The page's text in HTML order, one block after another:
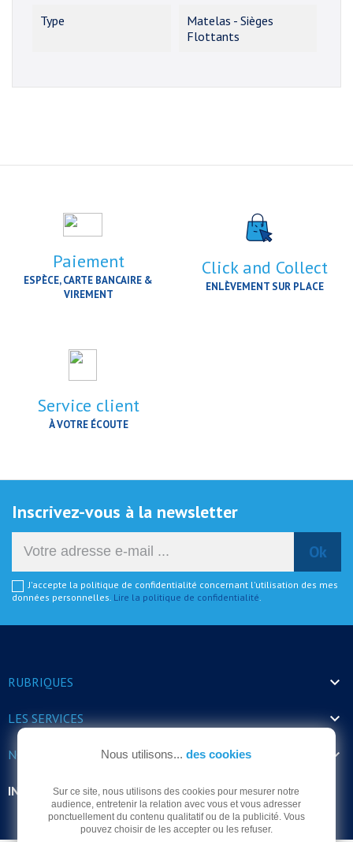
Type
Matelas - Sièges
Flottants
Paiement
ESPÈCE, CARTE BANCAIRE &
VIREMENT
Click and Collect
ENLÈVEMENT SUR PLACE
Service client
À VOTRE ÉCOUTE
Inscrivez-vous à la newsletter
J'accepte la politique de confidentialité concernant l'utilisation des mes
données personnelles. Lire la politique de confidentialité
RUBRIQUES 
LES SERVICES 
NOS HORAIRES 
INFORMATIONS
Nous utilisons... des cookies
Sur ce site, nous utilisons des cookies pour mesurer notre
audience, entretenir la relation avec vous et vous adresser
ponctuellement du contenu qualitatif ou de la publicité. Vous
pouvez choisir de les accepter ou les refuser.